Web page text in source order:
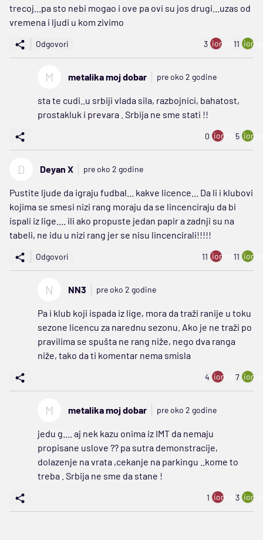
trecoj...pa sto nebi mogao i ove pa ovi su jos drugi...uzas od
vremena i ljudi u kom zivimo
Odgovori 3 ion:minus
11
M metalika moj dobar pre oko 2 godine
sta te cudi..u srbiji vlada sila, razbojnici, bahatost,
prostakluk i prevara . Srbija ne sme stati !!
0 ion:minus
5
D Deyan X pre oko 2 godine
Pustite ljude da igraju fudbal... kakve licence... Da li i klubovi
kojima se smesi nizi rang moraju da se lincenciraju da bi
ispali iz lige.... ili ako propuste jedan papir a zadnji su na
tabeli, ne idu u nizi rang jer se nisu lincencirali!!!!!
Odgovori 11 ion:minus
11
N NN3 pre oko 2 godine
Pa i klub koji ispada iz lige, mora da traži ranije u toku
sezone licencu za narednu sezonu. Ako je ne traži po
pravilima se spušta ne rang niže, nego dva ranga
niže, tako da ti komentar nema smisla
4 ion:minus
7
M metalika moj dobar pre oko 2 godine
jedu g.... aj nek kazu onima iz IMT da nemaju
propisane uslove ?? pa sutra demonstracije,
dolazenje na vrata ,cekanje na parkingu ..kome to
treba . Srbija ne sme da stane !
1 ion:minus
3